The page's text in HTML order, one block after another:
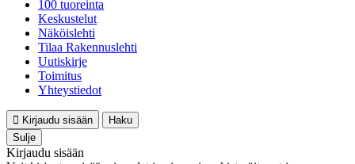
100 tuoreinta
Keskustelut
Näköislehti
Tilaa Rakennuslehti
Uutiskirje
Toimitus
Yhteystiedot
Kirjaudu sisään
Haku
Sulje
Kirjaudu sisään